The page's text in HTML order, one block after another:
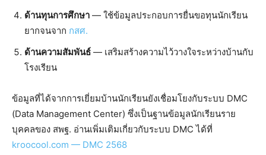
ด้านทุนการศึกษา — ใช้ข้อมูลประกอบการยื่นขอทุนนักเรียน
ยากจนจาก กสศ.
ด้านความสัมพันธ์ — เสริมสร้างความไว้วางใจระหว่างบ้านกับ
โรงเรียน
ข้อมูลที่ได้จากการเยี่ยมบ้านนักเรียนยังเชื่อมโยงกับระบบ DMC
(Data Management Center) ซึ่งเป็นฐานข้อมูลนักเรียนราย
บุคคลของ สพฐ. อ่านเพิ่มเติมเกี่ยวกับระบบ DMC ได้ที่
kroocool.com — DMC 2568